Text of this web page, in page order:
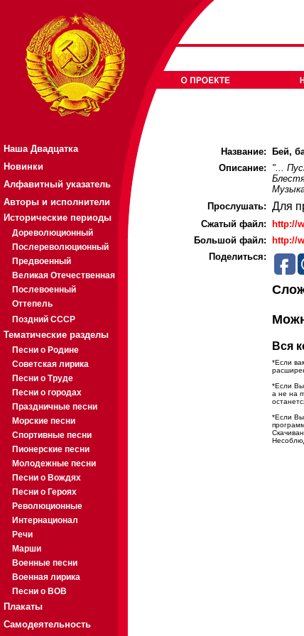
Наша Двадцатка
Новинки
Алфавитный указатель
Авторы и исполнители
Исторические периоды
Дореволюционный
Послереволюционный
Предвоенный
Великая Отечественная
Послевоенный
Оттепель
Поздний СССР
Тематические разделы
Песни о Родине
Советская лирика
Песни о Труде
Песни о городах
Праздничные песни
Морские песни
Спортивные песни
Пионерские песни
Молодежные песни
Песни о Вождях
Песни о Героях
Революционные
Интернационал
Речи
Марши
Военные песни
Военная лирика
Песни о ВОВ
Плакаты
Самодеятельность
Название:
Бей,
Описание:
"...
Прослушать: Для
Cжатый файл: http://
Большой файл:
http://
Поделиться:
Вся
*Если
*Если Вы
а не на
*Если Вы